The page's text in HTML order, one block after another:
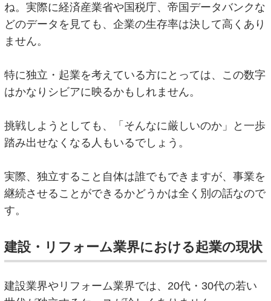
ね。実際に経済産業省や国税庁、帝国データバンクな
どのデータを見ても、企業の生存率は決して高くあり
ません。
特に独立・起業を考えている方にとっては、この数字
はかなりシビアに映るかもしれません。
挑戦しようとしても、「そんなに厳しいのか」と一歩
踏み出せなくなる人もいるでしょう。
実際、独立すること自体は誰でもできますが、事業を
継続させることができるかどうかは全く別の話なので
す。
建設・リフォーム業界における起業の現状
建設業界やリフォーム業界では、20代・30代の若い